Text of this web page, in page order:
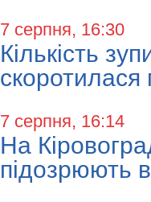
7 серпня, 16:30
Кількість
скоротилася
7 серпня, 16:14
На
підозрюють в